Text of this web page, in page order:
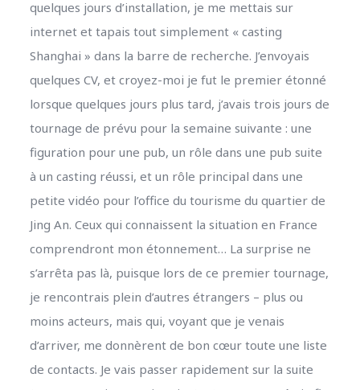
quelques jours d’installation, je me mettais sur
internet et tapais tout simplement « casting
Shanghai » dans la barre de recherche. J’envoyais
quelques CV, et croyez-moi je fut le premier étonné
lorsque quelques jours plus tard, j’avais trois jours de
tournage de prévu pour la semaine suivante : une
figuration pour une pub, un rôle dans une pub suite
à un casting réussi, et un rôle principal dans une
petite vidéo pour l’office du tourisme du quartier de
Jing An. Ceux qui connaissent la situation en France
comprendront mon étonnement… La surprise ne
s’arrêta pas là, puisque lors de ce premier tournage,
je rencontrais plein d’autres étrangers – plus ou
moins acteurs, mais qui, voyant que je venais
d’arriver, me donnèrent de bon cœur toute une liste
de contacts. Je vais passer rapidement sur la suite